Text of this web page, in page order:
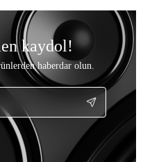
kaydol!
haberdar olun.